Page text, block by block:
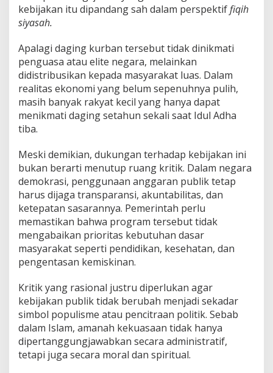
kebijakan itu dipandang sah dalam perspektiffiqih
siyasah.
Apalagi daging kurban tersebut tidak dinikmati
penguasa atau elite negara, melainkan
didistribusikan kepada masyarakat luas. Dalam
realitas ekonomi yang belum sepenuhnya pulih,
masih banyak rakyat kecil yang hanya dapat
menikmati daging setahun sekali saat Idul Adha
tiba.
Meski demikian, dukungan terhadap kebijakan ini
bukan berarti menutup ruang kritik. Dalam negara
demokrasi, penggunaan anggaran publik tetap
harus dijaga transparansi, akuntabilitas, dan
ketepatan sasarannya. Pemerintah perlu
memastikan bahwa program tersebut tidak
mengabaikan prioritas kebutuhan dasar
masyarakat seperti pendidikan, kesehatan, dan
pengentasan kemiskinan.
Kritik yang rasional justru diperlukan agar
kebijakan publik tidak berubah menjadi sekadar
simbol populisme atau pencitraan politik. Sebab
dalam Islam, amanah kekuasaan tidak hanya
dipertanggungjawabkan secara administratif,
tetapi juga secara moral dan spiritual.